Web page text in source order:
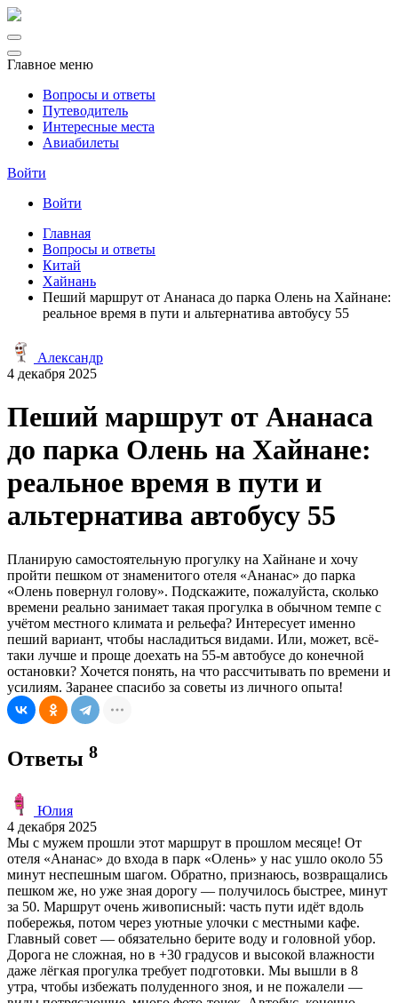
Главное меню
Вопросы и ответы
Путеводитель
Интересные места
Авиабилеты
Войти
Войти
Главная
Вопросы и ответы
Китай
Хайнань
Пеший маршрут от Ананаса до парка Олень на Хайнане:
реальное время в пути и альтернатива автобусу 55
Александр
4 декабря 2025
Пеший маршрут от Ананаса
до парка Олень на Хайнане:
реальное время в пути и
альтернатива автобусу 55
Планирую самостоятельную прогулку на Хайнане и хочу
пройти пешком от знаменитого отеля «Ананас» до парка
«Олень повернул голову». Подскажите, пожалуйста, сколько
времени реально занимает такая прогулка в обычном темпе с
учётом местного климата и рельефа? Интересует именно
пеший вариант, чтобы насладиться видами. Или, может, всё-
таки лучше и проще доехать на 55-м автобусе до конечной
остановки? Хочется понять, на что рассчитывать по времени и
усилиям. Заранее спасибо за советы из личного опыта!
Ответы 8
Юлия
4 декабря 2025
Мы с мужем прошли этот маршрут в прошлом месяце! От
отеля «Ананас» до входа в парк «Олень» у нас ушло около 55
минут неспешным шагом. Обратно, признаюсь, возвращались
пешком же, но уже зная дорогу — получилось быстрее, минут
за 50. Маршрут очень живописный: часть пути идёт вдоль
побережья, потом через уютные улочки с местными кафе.
Главный совет — обязательно берите воду и головной убор.
Дорога не сложная, но в +30 градусов и высокой влажности
даже лёгкая прогулка требует подготовки. Мы вышли в 8
утра, чтобы избежать полуденного зноя, и не пожалели —